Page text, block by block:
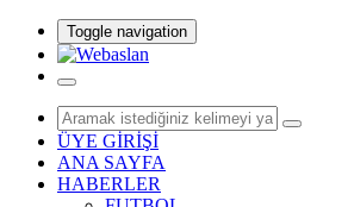
Toggle navigation
ÜYE GİRİŞİ
ANA SAYFA
HABERLER